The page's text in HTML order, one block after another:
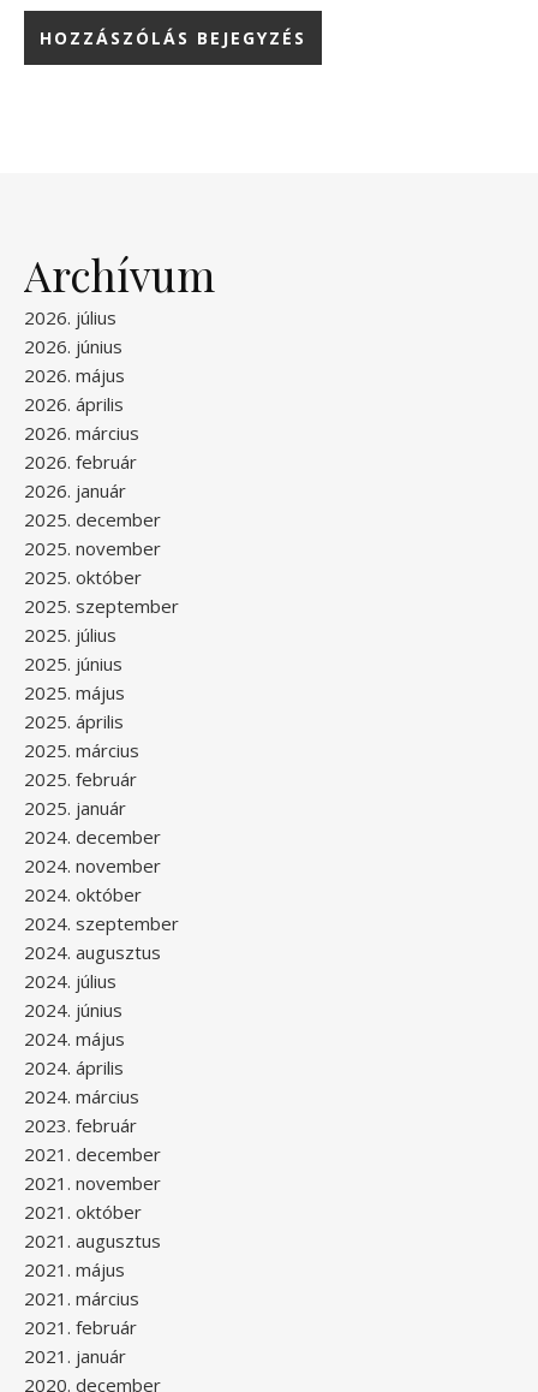
Archívum
2026. július
2026. június
2026. május
2026. április
2026. március
2026. február
2026. január
2025. december
2025. november
2025. október
2025. szeptember
2025. július
2025. június
2025. május
2025. április
2025. március
2025. február
2025. január
2024. december
2024. november
2024. október
2024. szeptember
2024. augusztus
2024. július
2024. június
2024. május
2024. április
2024. március
2023. február
2021. december
2021. november
2021. október
2021. augusztus
2021. május
2021. március
2021. február
2021. január
2020. december